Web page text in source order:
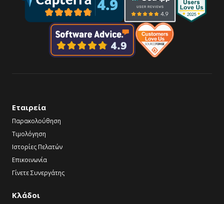
Εταιρεία
Παρακολούθηση
Τιμολόγηση
Ιστορίες Πελατών
Επικοινωνία
Γίνετε Συνεργάτης
Κλάδοι